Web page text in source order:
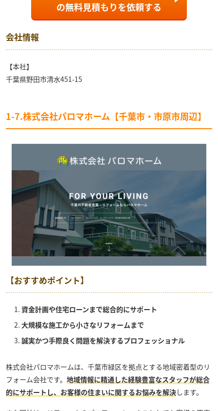
の無料見積もりを依頼する
会社情報
【本社】
千葉県野田市清水451-15
1-7.株式会社パロマホーム【千葉市・市原市周辺】
【おすすめポイント】
資金計画や住宅ローンまで総合的にサポート
大規模な施工から小さなリフォームまで
誠実かつ手際良く問題を解決するプロフェッショナル
株式会社パロマホームは、千葉市緑区を拠点とする地域密着型のリ
フォーム会社です。 地域情報に精通した経験豊富なスタッフが総合
的にサポートし、お客様の住まいに関するお悩みを解決します。